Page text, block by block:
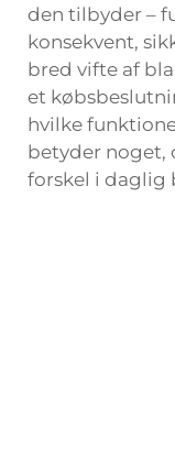
den tilbyder –
konsekvent,
bred vifte af
et
hvilke
betyder noget,
forskel i daglig